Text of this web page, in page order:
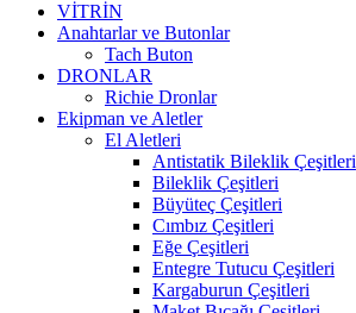
VİTRİN
Anahtarlar ve Butonlar
Tach Buton
DRONLAR
Richie Dronlar
Ekipman ve Aletler
El Aletleri
Antistatik Bileklik Çeşitleri
Bileklik Çeşitleri
Büyüteç Çeşitleri
Cımbız Çeşitleri
Eğe Çeşitleri
Entegre Tutucu Çeşitleri
Kargaburun Çeşitleri